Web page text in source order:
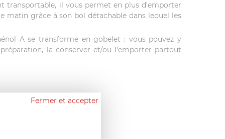
transportable, il vous permet en plus d’emporter
matin grâce à son bol détachable dans lequel les
A se transforme en gobelet : vous pouvez y
la conserver et/ou l'emporter partout
Fermer et accepter